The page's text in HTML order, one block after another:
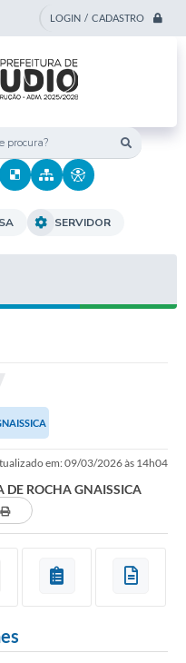
LOGIN / CADASTRO
SERVIDOR
em: 09/03/2026 às 14h04
DE ROCHA GNAISSICA